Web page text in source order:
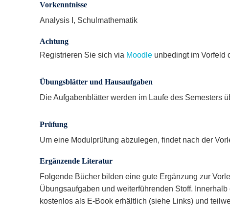
Vorkenntnisse
Analysis I, Schulmathematik
Achtung
Registrieren Sie sich via Moodle unbedingt im Vorfeld
Übungsblätter und Hausaufgaben
Die Aufgabenblätter werden im Laufe des Semesters
Prüfung
Um eine Modulprüfung abzulegen, findet nach der
Ergänzende Literatur
Folgende Bücher bilden eine gute Ergänzung zur
Übungsaufgaben und weiterführenden Stoff.
kostenlos als E-Book erhältlich (siehe Links) und